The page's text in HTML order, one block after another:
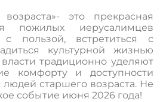
это прекрасная
пожилых иерусалимцев
пользой, встретиться с
культурной жизнью
власти традиционно уделяют
комфорту и доступности
старшего возраста. Не
событие июня 2026 года!